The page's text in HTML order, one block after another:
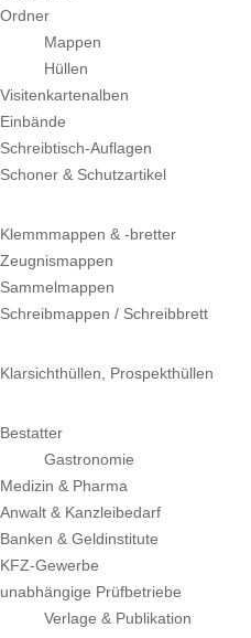
Ordner
Mappen
Hüllen
Visitenkartenalben
Einbände
Schreibtisch-Auflagen
Schoner & Schutzartikel
Klemmmappen & -bretter
Zeugnismappen
Sammelmappen
Schreibmappen / Schreibbrett
Klarsichthüllen, Prospekthüllen
Bestatter
Gastronomie
Medizin & Pharma
Anwalt & Kanzleibedarf
Banken & Geldinstitute
KFZ-Gewerbe
unabhängige Prüfbetriebe
Verlage & Publikation